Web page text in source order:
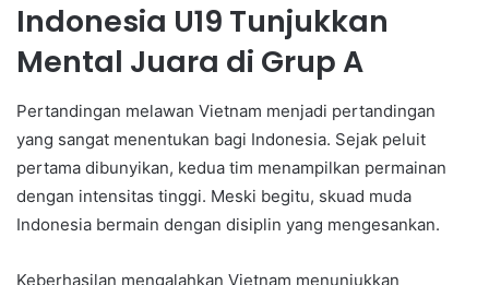
Indonesia U19 Tunjukkan
Mental Juara di Grup A
Pertandingan melawan Vietnam menjadi pertandingan
yang sangat menentukan bagi Indonesia. Sejak peluit
pertama dibunyikan, kedua tim menampilkan permainan
dengan intensitas tinggi. Meski begitu, skuad muda
Indonesia bermain dengan disiplin yang mengesankan.
Keberhasilan mengalahkan Vietnam menunjukkan